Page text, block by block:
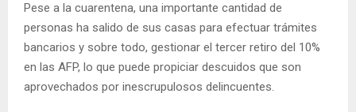
Pese a la cuarentena, una importante cantidad de
personas ha salido de sus casas para efectuar trámites
bancarios y sobre todo, gestionar el tercer retiro del 10%
en las AFP, lo que puede propiciar descuidos que son
aprovechados por inescrupulosos delincuentes.